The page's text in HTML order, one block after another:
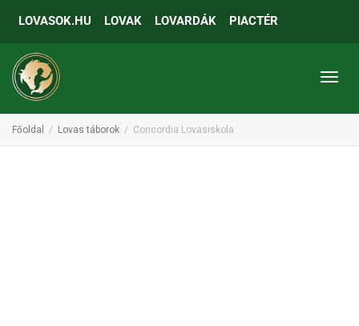
LOVASOK.HU LOVAK LOVARDÁK PIACTÉR
Főoldal Lovas táborok Concordia Lovasiskola